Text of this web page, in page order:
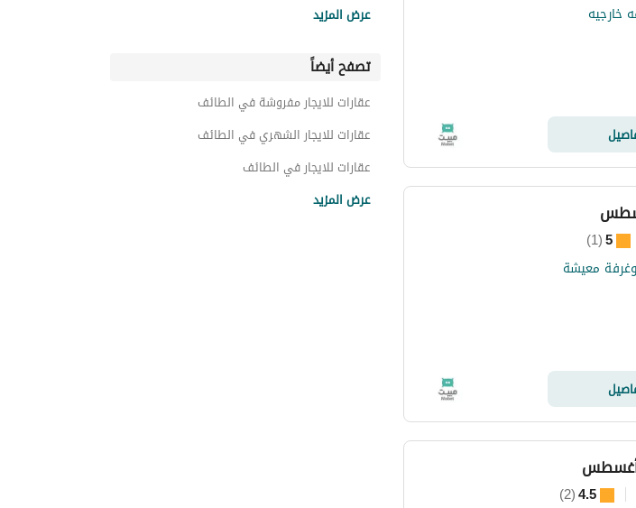
خارجيه
5
(
1
)
معيشة
4.5
(
2
)
عقارات خميس مشيط
عقارات ينبع
عقارات الواديين 1
عرض المزيد
تصفح أيضاً
عقارات للايجار مفروشة في الطائف
عقارات للايجار الشهري في الطائف
عقارات للايجار في الطائف
عرض المزيد